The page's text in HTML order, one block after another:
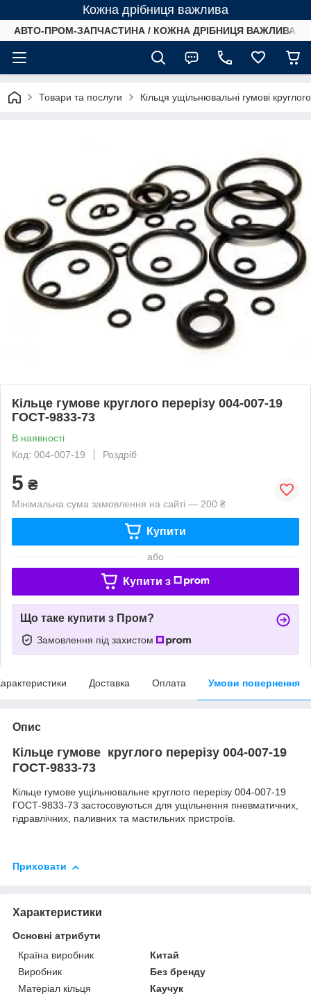
Кожна дрібниця важлива
АВТО-ПРОМ-ЗАПЧАСТИНА / КОЖНА ДРІБНИЦЯ ВАЖЛИВА /
Товари та послуги Кільця ущільнювальні гумові
Кільце гумове круглого перерізу 004-007-19
ГОСТ-9833-73
В наявності
Код: 004-007-19
Роздріб
5 ₴
Мінімальна сума замовлення на сайті — 200 ₴
Купити
або
Купити з
Що таке купити з Пром?
Замовлення під захистом
Доставка Оплата Умови повернення
Опис
Кільце гумове круглого перерізу 004-007-19
ГОСТ-9833-73
Кільце гумове ущільнювальне круглого перерізу 004-007-19
ГОСТ-9833-73 застосовуються для ущільнення пневматичних,
гідравлічних, паливних та мастильних пристроїв.
Приховати
Характеристики
Основні атрибути
Країна виробник
Китай
Виробник
Без бренду
Матеріал кільця
Каучук